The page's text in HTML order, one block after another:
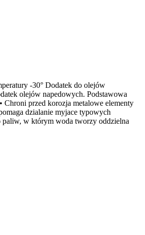
-30° Dodatek do olejów
olejów napedowych. Podstawowa
przed korozja metalowe elementy
dzialanie myjace typowych
w którym woda tworzy oddzielna